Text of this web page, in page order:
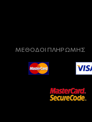
ΜΕΘΟΔΟΙ ΠΛΗΡΩΜΗΣ